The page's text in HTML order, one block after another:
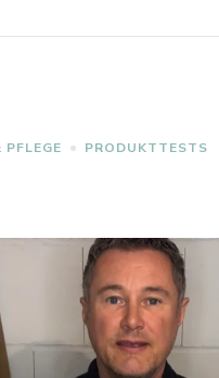
PRODUKTTESTS